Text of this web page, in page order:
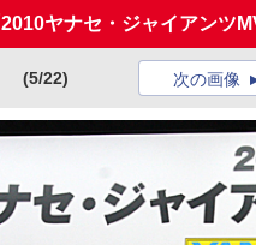
ヤナセ・ジャイアンツ
(5/22) 次の画像